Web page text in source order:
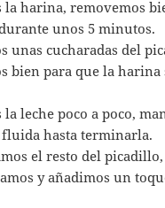
la harina, removemos
unos 5 minutos.
unas cucharadas del
bien para que la harina
la leche poco a poco,
fluida hasta terminarla.
el resto del
y añadimos un